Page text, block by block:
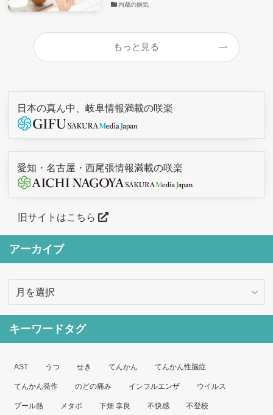
内蔵の病気
もっと見る
日本の真ん中、岐阜情報満載の咲楽
愛知・名古屋・西尾張情報満載の咲楽
旧サイトはこちら
アーカイブ
カ
イ
キーワードタグ
AST うつ せき てんかん てんかん性脳症
てんかん発作 のどの痛み インフルエンザ ウイルス
プール熱 メタボ 下畑 享良 不快感 不登校